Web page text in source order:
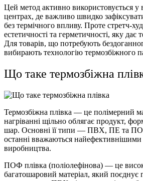
Цей метод активно використовується у
центрах, де важливо швидко
без термічного впливу. Проте стретч-
естетичності та герметичності, яку дає
Для товарів, що потребують
вибирають технологію термозбіжного
Що таке термозбіжна
Термозбіжна плівка — це полімерний
нагріванні щільно облягає продукт,
шар. Основні її типи — ПВХ, ПЕ та
останні вважаються найефективнішими
виробництва.
ПОФ плівка (поліолефінова) — це
багатошаровий матеріал, який поєднує